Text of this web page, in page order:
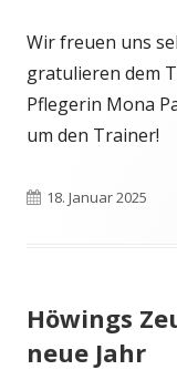
Wir freuen uns
gratulieren dem
Pflegerin Mona
um den Trainer!
Veröffentlicht
18. Januar 2025
Höwings
neue Jahr